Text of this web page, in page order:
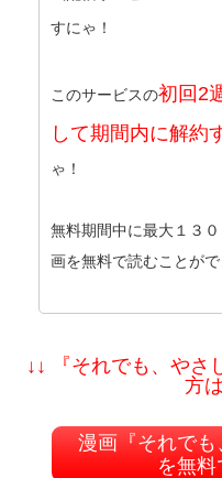
すにゃ！
このサービスの初回2
して期間内に解約
ゃ！
無料期間中に最大１３
画を無料で読むことがで
↓↓ 『それでも、やさ
方
漫画『それでも
を無